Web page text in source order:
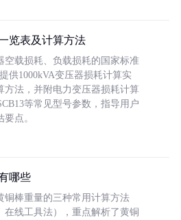
览表及计算方法
空载损耗、负载损耗的国家标准
供1000kVA变压器损耗计算实
方法，并附电力变压器损耗计算
等常见型号参数，指导用户
点。
哪些
铜棒重量的三种常用计算方法
在线工具法），重点解析了黄铜